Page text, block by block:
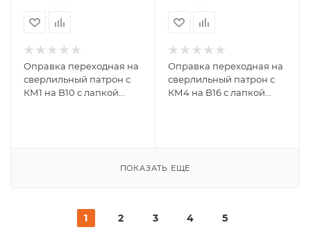
Оправка переходная на
сверлильный патрон с
КМ1 на B10 с лапкой
Оправка переходная на
сверлильный патрон с
КМ4 на B16 с лапкой
ПОКАЗАТЬ ЕЩЕ
1 2 3 4 5